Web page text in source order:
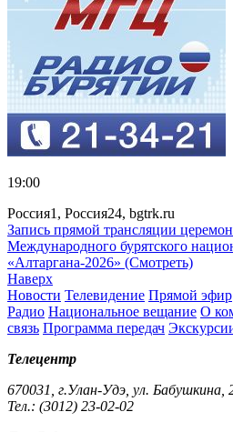
19:00
Россия1, Россия24, bgtrk.ru
Запись прямой трансляции
Международного бурятского
«Алтаргана-2026» (Смотреть)
Наверх
Новости Телевидение Прямой эфир
Радио Национальное вещание О
связь Программа передач
Телецентр
670031, г.Улан-Удэ, ул. Бабушкина,
Тел.: (3012) 23-02-02